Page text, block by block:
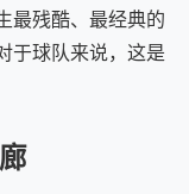
最残酷、最经典的
于球队来说，这是